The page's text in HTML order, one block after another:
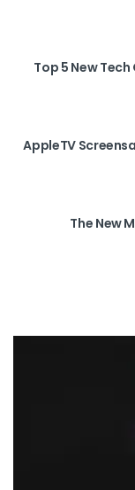
Top 5 New
AppleTV
The New